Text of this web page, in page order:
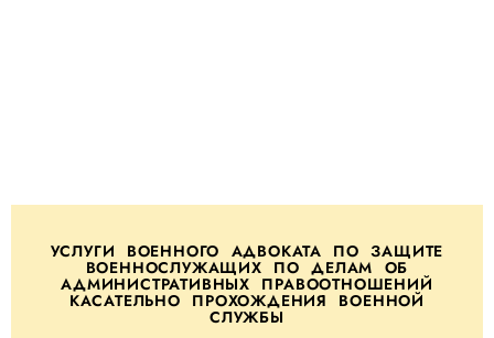
УСЛУГИ ВОЕННОГО АДВОКАТА ПО ЗАЩИТЕ
ВОЕННОСЛУЖАЩИХ ПО ДЕЛАМ ОБ
АДМИНИСТРАТИВНЫХ ПРАВООТНОШЕНИЙ
КАСАТЕЛЬНО ПРОХОЖДЕНИЯ ВОЕННОЙ
СЛУЖБЫ